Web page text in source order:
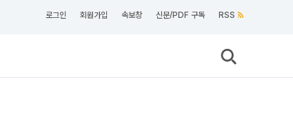
로그인 회원가입 속보창 신문/PDF 구독 RSS